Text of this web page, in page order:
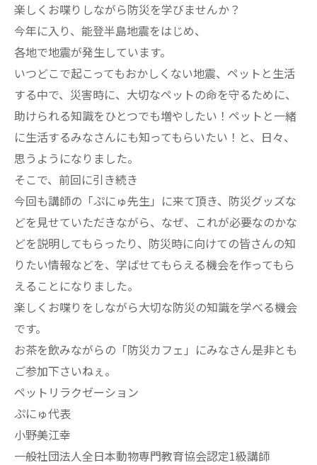
楽しくお喋りしながら防災を学びませんか？
今年に入り、能登半島地震をはじめ、
各地で地震が発生しています。
いつどこで起こってもおかしくない地震、ペットと生活
する中で、災害時に、大切なペットの命を守るために、
助けられる知識をひとつでも増やしたい！ペットと一緒
に生活するみなさんにも知ってもらいたい！と、日々、
思うようになりました。
そこで、前回に引き続き
今回も講師の「ぷにゅ先生」に来て頂き、防災グッズな
どを見せていただきながら、なぜ、これが必要なのかな
どを説明してもらったり、防災時に向けての皆さんの知
りたい情報などを、学ばせてもらえる機会を作ってもら
えることになりました。
楽しくお喋りをしながら大切な防災の知識を学べる機会
です。
お茶を飲みながらの「防災カフェ」にみなさん是非とも
ご参加下さいねぇ。
ペットリラクゼーション
ぷにゅ代表
小野美江幸
一般社団法人全日本動物専門教育協会認定1級講師